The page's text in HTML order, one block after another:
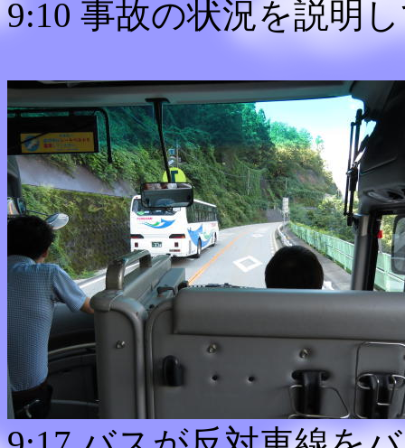
9:10 事故の状況を説明